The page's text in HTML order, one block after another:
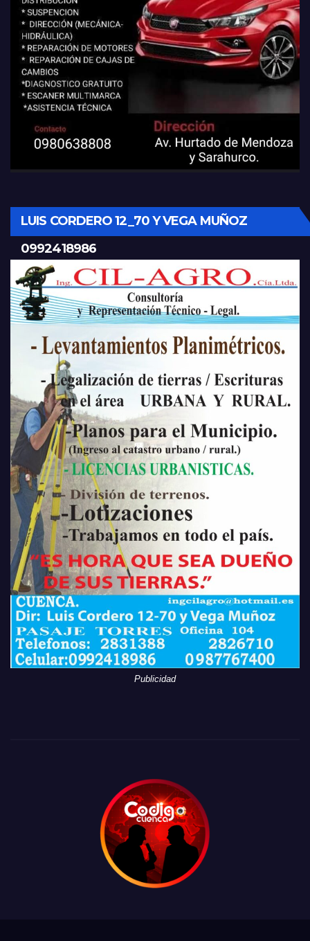
LUIS CORDERO 12_70 Y VEGA MUÑOZ
0992418986
Publicidad